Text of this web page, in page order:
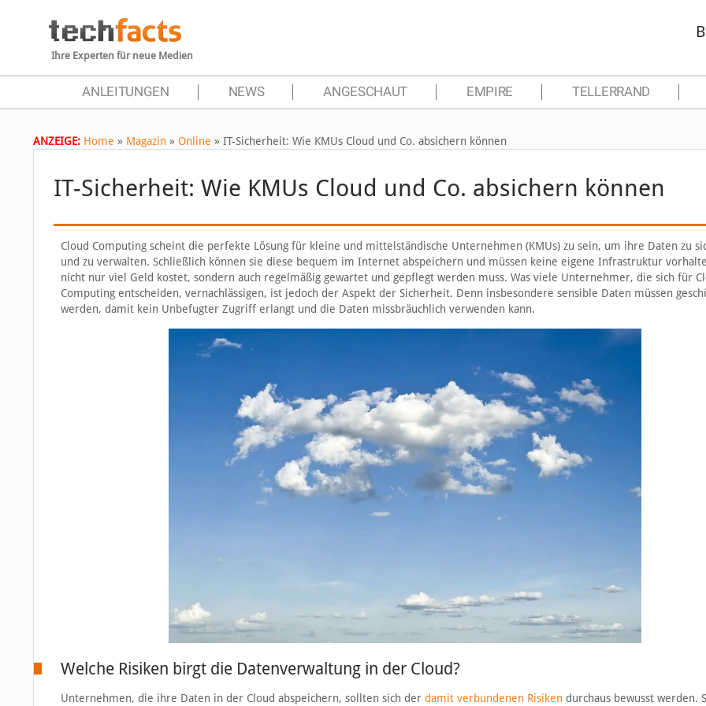
Ihre Experten für neue Medien
ANLEITUNGEN NEWS ANGESCHAUT EMPIRE TELLERRAND
ANZEIGE: Home » Magazin » Online » IT-Sicherheit: Wie KMUs Cloud und Co. absichern können
IT-Sicherheit: Wie KMUs Cloud und Co. absichern können
Cloud Computing scheint die perfekte Lösung für kleine und mittelständische Unternehmen (KMUs) zu sein, um ihre Daten zu
und zu verwalten. Schließlich können sie diese bequem im Internet abspeichern und müssen keine eigene Infrastruktur
nicht nur viel Geld kostet, sondern auch regelmäßig gewartet und gepflegt werden muss. Was viele Unternehmer, die sich für
Computing entscheiden, vernachlässigen, ist jedoch der Aspekt der Sicherheit. Denn insbesondere sensible Daten müssen
werden, damit kein Unbefugter Zugriff erlangt und die Daten missbräuchlich verwenden kann.
Welche Risiken birgt die Datenverwaltung in der Cloud?
Unternehmen, die ihre Daten in der Cloud abspeichern, sollten sich der damit verbundenen Risikendurchaus bewusst werden.